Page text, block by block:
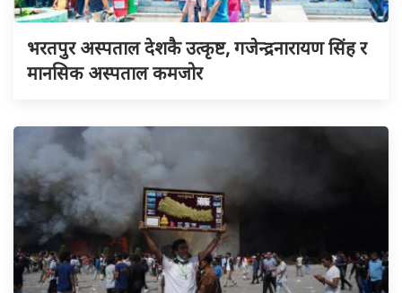
भरतपुर अस्पताल देशकै उत्कृष्ट, गजेन्द्रनारायण सिंह र
मानसिक अस्पताल कमजोर